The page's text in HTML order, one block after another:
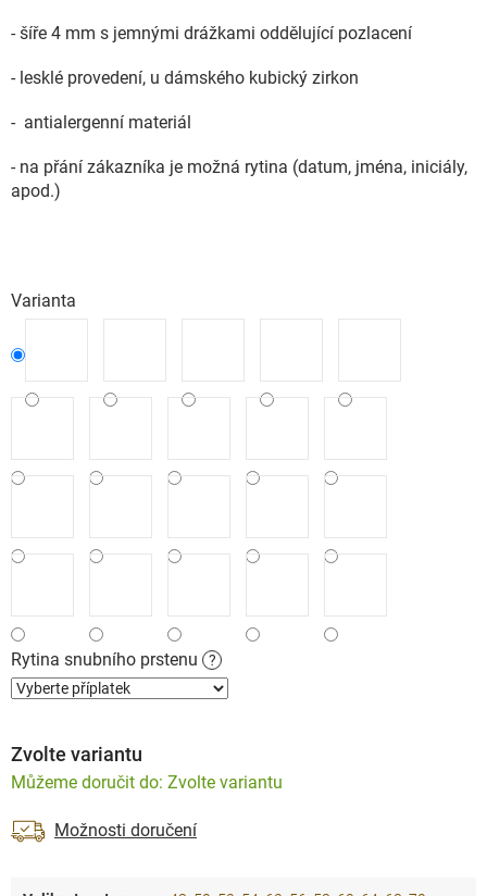
Varianta
Rytina snubního prstenu ?
- šíře 4 mm s jemnými drážkami oddělující pozlacení
- lesklé provedení, u dámského kubický zirkon
- antialergenní materiál
- na přání zákazníka je možná rytina (datum, jména, iniciály,
apod.)
Zvolte variantu
Zvolte variantu
Možnosti doručení